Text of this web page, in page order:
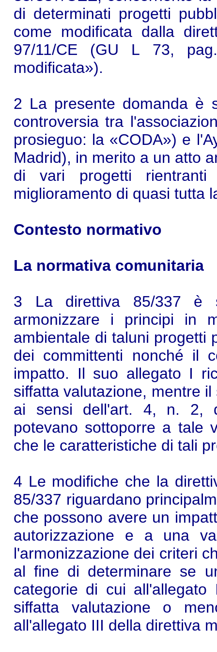
di determinati progetti
come modificata dalla
97/11/CE (GU L 73,
modificata»).
2 La presente domanda è
controversia tra
prosieguo: la «CODA») e
Madrid), in merito a un atto
di vari progetti
miglioramento di quasi tutta
Contesto normativo
La normativa comunitaria
3 La direttiva 85/337 è
armonizzare i principi in
ambientale di taluni progetti
dei committenti nonché il
impatto. Il suo allegato I
siffatta valutazione, mentre
ai sensi dell'art. 4, n. 2,
potevano sottoporre a tale
che le caratteristiche di tali
4 Le modifiche che la
85/337 riguardano
che possono avere un
autorizzazione e a una
l'armonizzazione dei criteri
al fine di determinare se
categorie di cui
siffatta valutazione o
all'allegato III della direttiva